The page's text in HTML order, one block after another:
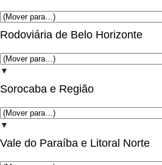
Rodoviária de Belo Horizonte
▼
Sorocaba e Região
▼
Vale do Paraíba e Litoral Norte